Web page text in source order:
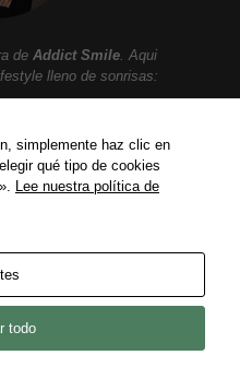
de Addict Smile. Aqui
lleno de sonrisas:
simplemente haz clic en
qué tipo de cookies
Lee nuestra política de
todo